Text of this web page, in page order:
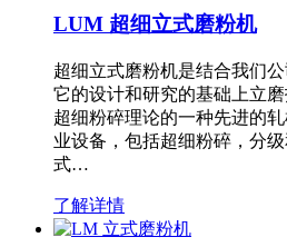
LUM 超细立式磨粉机
超细立式磨粉机是结合我们
它的设计和研究的基础上立
超细粉碎理论的一种先进的
业设备，包括超细粉碎，分
式…
了解详情